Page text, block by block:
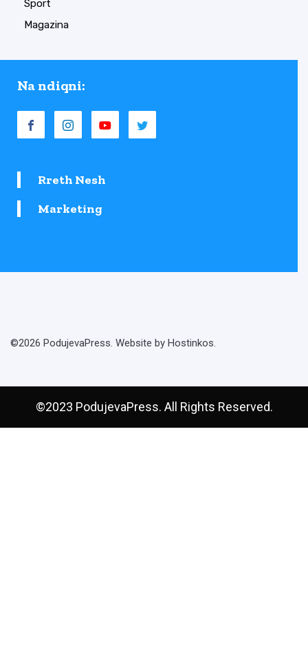
Sport
Magazina
Na ndiqni:
Rreth Nesh
Marketing
©2026 PodujevaPress. Website by Hostinkos.
©2023 PodujevaPress. All Rights Reserved.